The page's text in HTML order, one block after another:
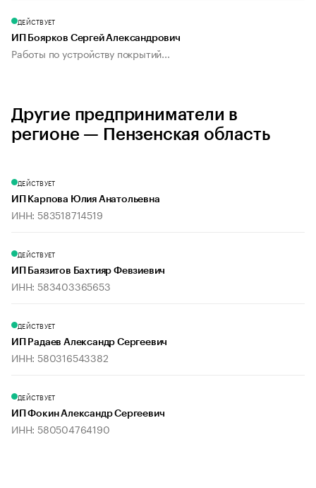
ДЕЙСТВУЕТ
ИП Боярков Сергей Александрович
Работы по устройству покрытий...
Другие предприниматели в
регионе — Пензенская область
ДЕЙСТВУЕТ
ИП Карпова Юлия Анатольевна
ИНН: 583518714519
ДЕЙСТВУЕТ
ИП Баязитов Бахтияр Февзиевич
ИНН: 583403365653
ДЕЙСТВУЕТ
ИП Радаев Александр Сергеевич
ИНН: 580316543382
ДЕЙСТВУЕТ
ИП Фокин Александр Сергеевич
ИНН: 580504764190